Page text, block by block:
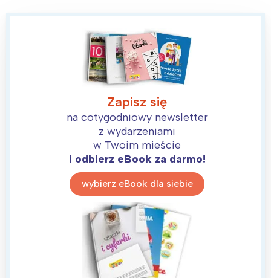
Zapisz się
na cotygodniowy newsletter
z wydarzeniami
w Twoim mieście
i odbierz eBook za darmo!
wybierz eBook dla siebie